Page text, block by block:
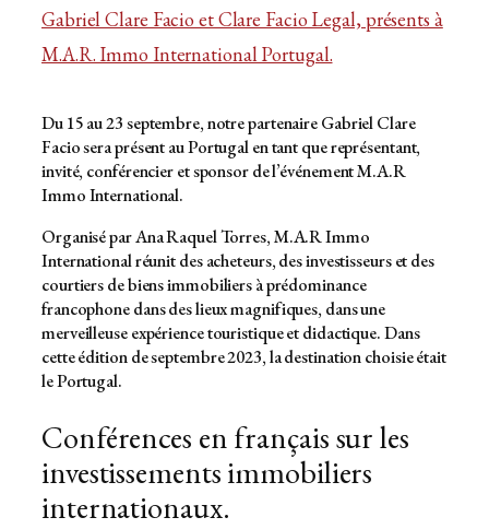
Gabriel Clare Facio et Clare Facio Legal, présents à
M.A.R. Immo International Portugal.
Du 15 au 23 septembre, notre partenaire Gabriel Clare
Facio sera présent au Portugal en tant que représentant,
invité, conférencier et sponsor de l’événement M.A.R
Immo International.
Organisé par Ana Raquel Torres, M.A.R Immo
International réunit des acheteurs, des investisseurs et des
courtiers de biens immobiliers à prédominance
francophone dans des lieux magnifiques, dans une
merveilleuse expérience touristique et didactique. Dans
cette édition de septembre 2023, la destination choisie était
le Portugal.
Conférences en français sur les
investissements immobiliers
internationaux.